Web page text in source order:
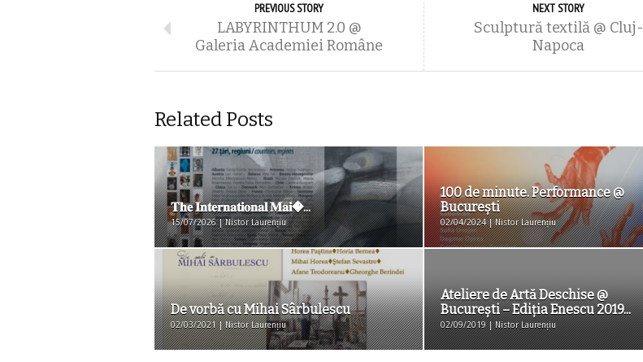
PREVIOUS STORY
LABYRINTHUM 2.0 @
Galeria Academiei Române
NEXT STORY
Sculptură textilă @ Cluj-
Napoca
Related Posts
𝐓𝐡𝐞 𝐈𝐧𝐭𝐞𝐫𝐧𝐚𝐭𝐢𝐨𝐧𝐚𝐥 𝐌𝐚𝐢�...
15/07/2026 | Nistor Laurențiu
100 de minute. Performance @
Bucureşti
02/04/2024 | Nistor Laurențiu
De vorbă cu Mihai Sârbulescu
02/03/2021 | Nistor Laurențiu
Ateliere de Artă Deschise @
București – Ediția Enescu 2019...
02/09/2019 | Nistor Laurențiu